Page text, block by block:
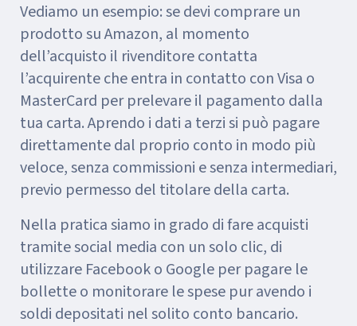
Vediamo un esempio: se devi comprare un
prodotto su Amazon, al momento
dell’acquisto il rivenditore contatta
l’acquirente che entra in contatto con Visa o
MasterCard per prelevare il pagamento dalla
tua carta. Aprendo i dati a terzi si può pagare
direttamente dal proprio conto in modo più
veloce, senza commissioni e senza intermediari,
previo permesso del titolare della carta.
Nella pratica siamo in grado di fare acquisti
tramite social media con un solo clic, di
utilizzare Facebook o Google per pagare le
bollette o monitorare le spese pur avendo i
soldi depositati nel solito conto bancario.